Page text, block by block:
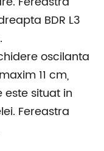
BDR L3
oscilanta
11 cm,
situat in
Fereastra